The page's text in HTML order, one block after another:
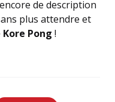
de description
plus attendre et
Kore Pong !